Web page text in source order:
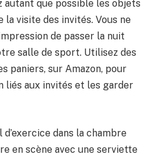
autant que possible les objets
visite des invités. Vous ne
de passer la nuit
salle de sport. Utilisez des
paniers, sur Amazon, pour
liés aux invités et les garder
dans la chambre
en scène avec une serviette